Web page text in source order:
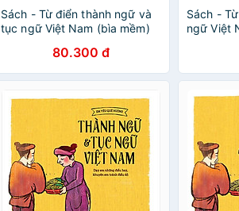
Sách - Từ điển thành ngữ và
tục ngữ Việt Nam (bìa mềm)
80.300 đ
Sách -
ngữ Việt